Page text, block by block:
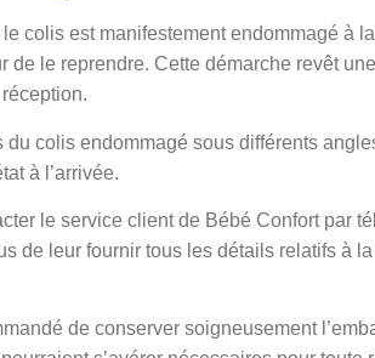
colis est manifestement endommagé à
de le reprendre. Cette démarche revêt
du colis endommagé sous différents
à l’arrivée.
le service client de Bébé Confort par
de leur fournir tous les détails relatifs à
de conserver soigneusement